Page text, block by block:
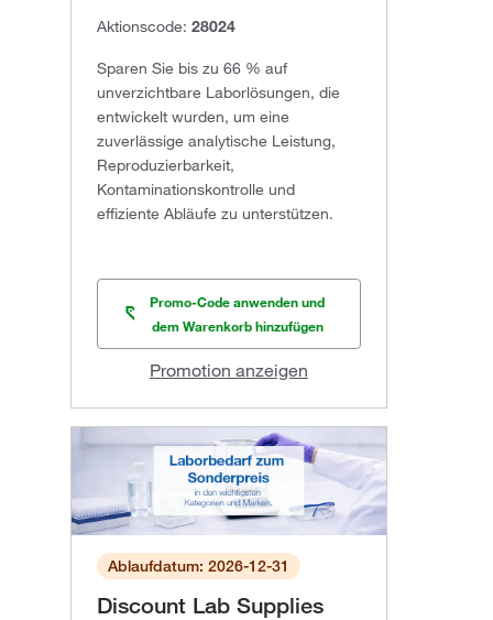
Aktionscode: 28024
Sparen Sie bis zu 66 % auf
unverzichtbare Laborlösungen, die
entwickelt wurden, um eine
zuverlässige analytische Leistung,
Reproduzierbarkeit,
Kontaminationskontrolle und
effiziente Abläufe zu unterstützen.
Promo-Code anwenden und
dem Warenkorb hinzufügen
Promotion anzeigen
Ablaufdatum: 2026-12-31
Discount Lab Supplies